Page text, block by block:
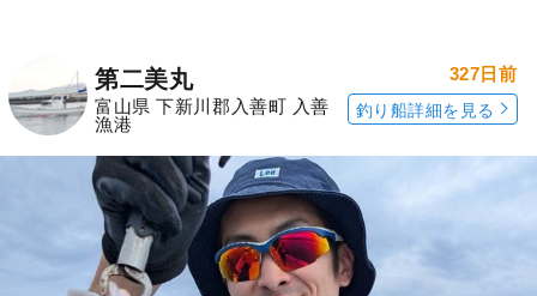
第二美丸
富山県 下新川郡入善町 入善
漁港
327日前
釣り船詳細を見る